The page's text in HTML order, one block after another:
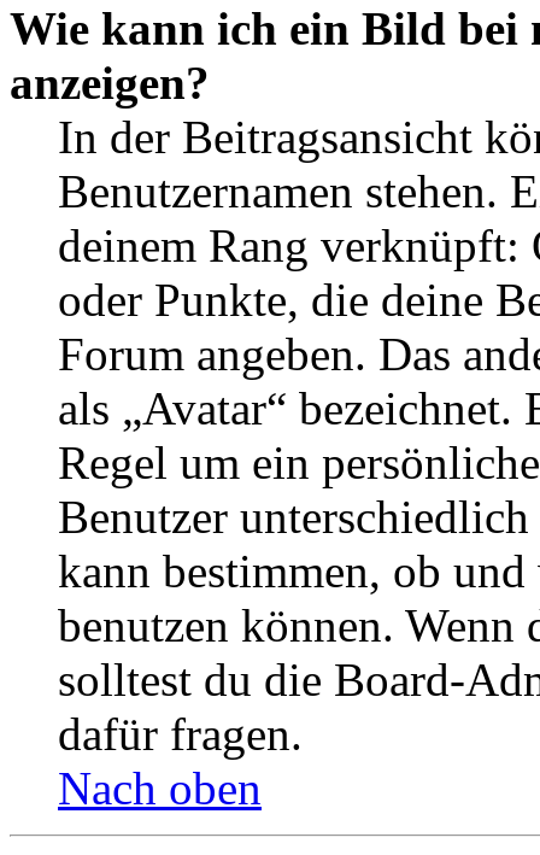
Wie kann ich ein Bild bei
anzeigen?
In der Beitragsansicht
Benutzernamen stehen.
deinem Rang verknüpft:
oder Punkte, die deine
Forum angeben. Das
als „Avatar“
Regel um ein
Benutzer
kann bestimmen, ob
benutzen können. Wenn
solltest du die Board-
dafür fragen.
Nach oben